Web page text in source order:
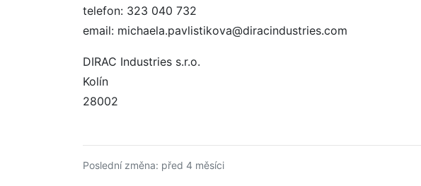
telefon: 323 040 732
email: michaela.pavlistikova@diracindustries.com
DIRAC Industries s.r.o.
Kolín
28002
Poslední změna: před 4 měsíci